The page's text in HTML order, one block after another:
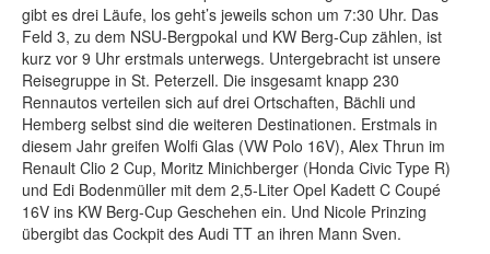
gibt es drei Läufe, los geht’s jeweils schon um 7:30 Uhr. Das
Feld 3, zu dem NSU-Bergpokal und KW Berg-Cup zählen, ist
kurz vor 9 Uhr erstmals unterwegs. Untergebracht ist unsere
Reisegruppe in St. Peterzell. Die insgesamt knapp 230
Rennautos verteilen sich auf drei Ortschaften, Bächli und
Hemberg selbst sind die weiteren Destinationen. Erstmals in
diesem Jahr greifen Wolfi Glas (VW Polo 16V), Alex Thrun im
Renault Clio 2 Cup, Moritz Minichberger (Honda Civic Type R)
und Edi Bodenmüller mit dem 2,5-Liter Opel Kadett C Coupé
16V ins KW Berg-Cup Geschehen ein. Und Nicole Prinzing
übergibt das Cockpit des Audi TT an ihren Mann Sven.